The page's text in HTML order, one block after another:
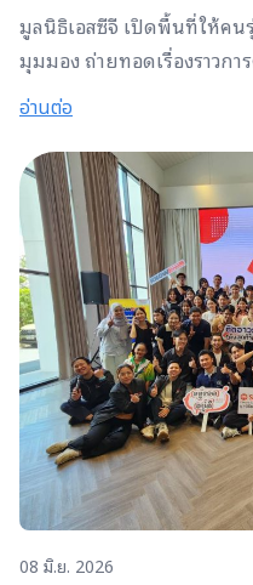
มูลนิธิเอสซีจี เปิดพื้นที่ให้ค
มุมมอง ถ่ายทอดเรื่องราวก
ประกวดคลิปสั้น Know
ที่ฉันเพิ่งรู้เกี่ยวกับตัวเอง แล
เรื่องของความฝัน ความกลั
ทุกเรื่องราวเล็กๆ อาจกลาย
หลายคนได้กลับมาทบทวน เข้
คลิปวิดีโอความยาวไม่เกิน 2
Awareness หรือการรู้จักตัว
ใหม่ในโลกที่เต็มไปด้วยคว
เพราะเมื่อเราเข้าใจความคิ
ได้ดีขึ้น ก็จะสามารถตัดสินใจ
อย่างมั่นคงมากขึ้นผู้ชนะการ
25,000 บาท พร้อมเกียรติบั
ตั้งแต่วันที่ 1–30 มิถุนายน
https://
อ่านต่อ
08 มิ.ย. 2026